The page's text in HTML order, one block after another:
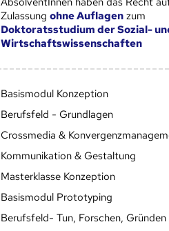
Zulassungohne Auflagen zum
Doktoratsstudium der Sozial-
Wirtschaftswissenschaften
Basismodul Konzeption
Berufsfeld - Grundlagen
Crossmedia &
Kommunikation & Gestaltung
Masterklasse Konzeption
Basismodul Prototyping
Berufsfeld- Tun, Forschen, Gründen